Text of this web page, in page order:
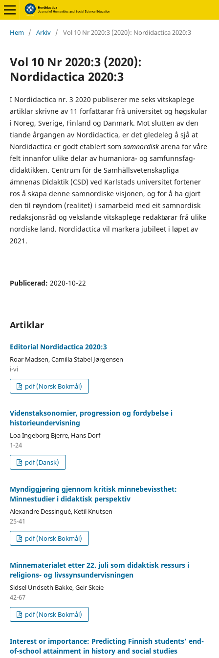
Hem / Arkiv / Vol 10 Nr 2020:3 (2020): Nordidactica 2020:3
Vol 10 Nr 2020:3 (2020):
Nordidactica 2020:3
I Nordidactica nr. 3 2020 publiserer me seks vitskaplege
artiklar skrivne av 11 forfattarar frå universitet og høgskular
i Noreg, Sverige, Finland og Danmark. Mot slutten av den
tiande årgangen av Nordidactica, er det gledeleg å sjå at
Nordidactica er godt etablert som samnordiskarena for våre
felt innanfor ulike delar av humaniora- og samfunnsfag-
didaktikken. Centrum för de Samhällsvetenskapliga
ämnenas Didaktik (CSD) ved Karlstads universitet fortener
ros å skapa denne samnordiske visjonen, og for å ha gjort
den til røyndom (realitet) i samarbeid med eit samnordisk
redaksjonsråd og vekslande vitskaplege redaktørar frå ulike
nordiske land. Nordidactica vil markera jubileet i løpet av
2021.
Publicerad: 2020-10-22
Artiklar
Editorial Nordidactica 2020:3
Roar Madsen, Camilla Stabel Jørgensen
i-vi
pdf (Norsk Bokmål)
Videnstaksonomier, progression og fordybelse i
historieundervisning
Loa Ingeborg Bjerre, Hans Dorf
1-24
pdf (Dansk)
Myndiggjøring gjennom kritisk minnebevissthet:
Minnestudier i didaktisk perspektiv
Alexandre Dessingué, Ketil Knutsen
25-41
pdf (Norsk Bokmål)
Minnematerialet etter 22. juli som didaktisk ressurs i
religions- og livssynsundervisningen
Sidsel Undseth Bakke, Geir Skeie
42-67
pdf (Norsk Bokmål)
Interest or importance: Predicting Finnish students’ end-
of-school attainment in history and social studies